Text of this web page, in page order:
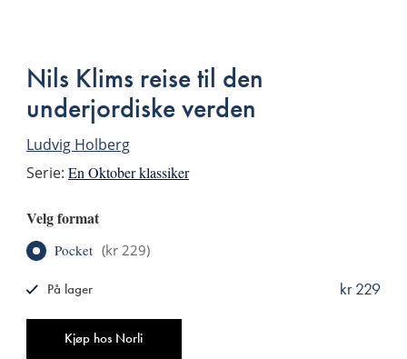
boken
Nils Klims reise til den
underjordiske verden
Ludvig Holberg
Serie: En Oktober klassiker
Velg format
Pocket (kr 229)
Kjøp hos Norli
kr 229
På lager